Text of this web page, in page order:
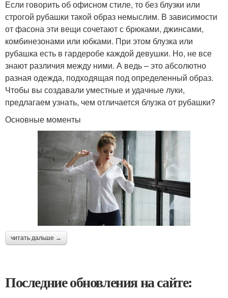
Если говорить об офисном стиле, то без блузки или
строгой рубашки такой образ немыслим. В зависимости
от фасона эти вещи сочетают с брюками, джинсами,
комбинезонами или юбками. При этом блузка или
рубашка есть в гардеробе каждой девушки. Но, не все
знают различия между ними. А ведь – это абсолютно
разная одежда, подходящая под определенный образ.
Чтобы вы создавали уместные и удачные луки,
предлагаем узнать, чем отличается блузка от рубашки?
Основные моменты
читать дальше →
Последние обновления на сайте: